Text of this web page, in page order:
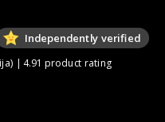
Independently verified
| 4.91 product rating